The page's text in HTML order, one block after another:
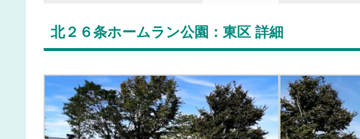
北２６条ホームラン公園：東区 詳細